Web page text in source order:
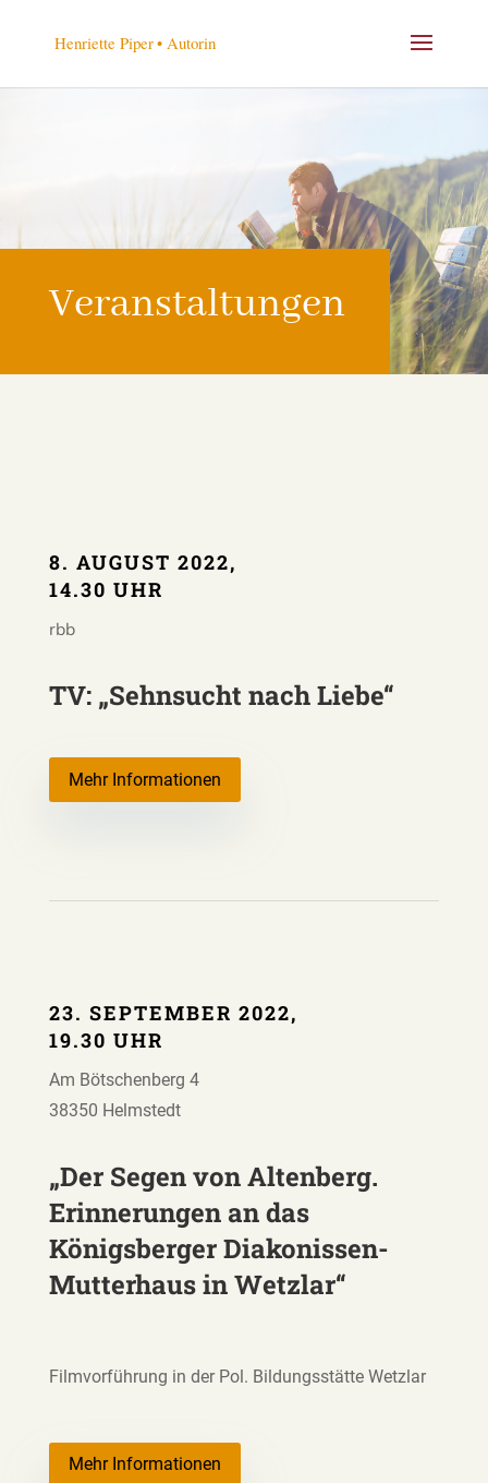
Veranstaltungen
8. AUGUST 2022,
14.30 UHR
rbb
TV: „Sehnsucht nach Liebe“
Mehr Informationen
23. SEPTEMBER 2022,
19.30 UHR
Am Bötschenberg 4
38350 Helmstedt
„Der Segen von Altenberg.
Erinnerungen an das
Königsberger Diakonissen-
Mutterhaus in Wetzlar“
Filmvorführung in der Pol. Bildungsstätte Wetzlar
Mehr Informationen